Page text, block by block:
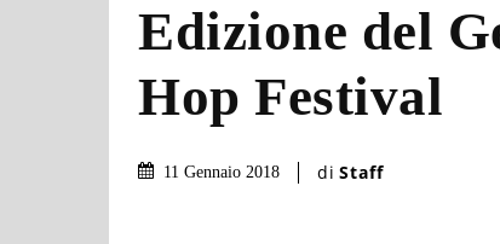
Edizione del
Hop Festival
11 Gennaio 2018 di Staff